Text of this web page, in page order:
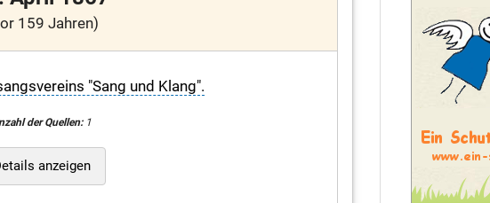
159 Jahren)
"Sang und Klang".
der Quellen:1
anzeigen